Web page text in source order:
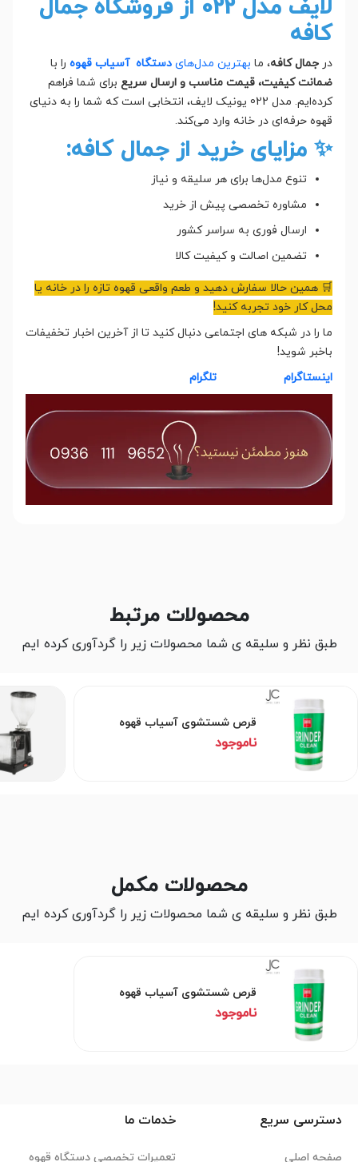
لایف مدل 022 از فروشگاه جمال
کافه
در جمال کافه، ما بهترین مدل‌های دستگاه آسیاب قهوه را با
ضمانت کیفیت، قیمت مناسب و ارسال سریع برای شما فراهم
کرده‌ایم. مدل 022 یونیک لایف، انتخابی است که شما را به دنیای
قهوه حرفه‌ای در خانه وارد می‌کند.
✨ مزایای خرید از جمال کافه:
تنوع مدل‌ها برای هر سلیقه و نیاز
مشاوره تخصصی پیش از خرید
ارسال فوری به سراسر کشور
تضمین اصالت و کیفیت کالا
🛒 همین حالا سفارش دهید و طعم واقعی قهوه تازه را در خانه یا
محل کار خود تجربه کنید!
ما را در شبکه های اجتماعی دنبال کنید تا از آخرین اخبار تخفیفات
باخبر شوید!
اینستاگرام
تلگرام
محصولات مرتبط
طبق نظر و سلیقه ی شما محصولات زیر را گردآوری کرده ایم
قرص شستشوی آسیاب قهوه
ناموجود
محصولات مکمل
طبق نظر و سلیقه ی شما محصولات زیر را گردآوری کرده ایم
قرص شستشوی آسیاب قهوه
ناموجود
دسترسی سریع
صفحه اصلی
خدمات ما
تعمیرات تخصصی دستگاه قهوه